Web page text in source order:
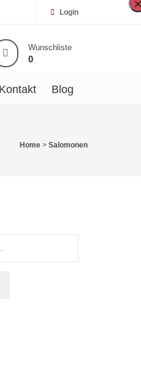
Login
Wunschliste
0
Kontakt Blog
Home > Salomonen